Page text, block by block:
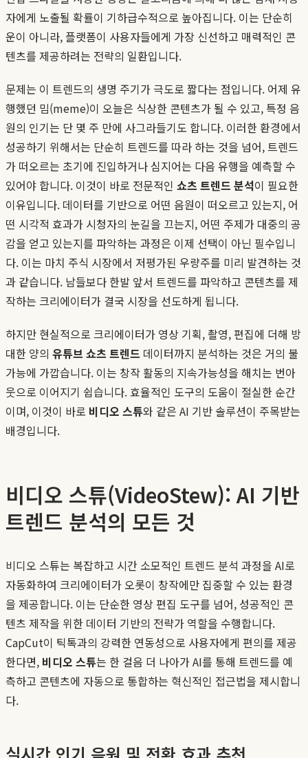
자에게 노출될 확률이 기하급수적으로 높아집니다. 이는 단순히
운이 아니라, 플랫폼이 사용자들에게 가장 신선하고 매력적인 콘
텐츠를 제공하려는 전략의 일환입니다.
문제는 이 트렌드의 생명 주기가 극도로 짧다는 점입니다. 어제 유
행했던 밈(meme)이 오늘은 식상한 콘텐츠가 될 수 있고, 특정 음
원의 인기는 단 몇 주 만에 사그라들기도 합니다. 이러한 환경에서
성공하기 위해서는 단순히 트렌드를 따라 하는 것을 넘어, 트렌드
가 떠오르는 초기에 진입하거나 심지어는 다음 유행을 예측할 수
있어야 합니다. 이것이 바로 전문적인 쇼츠 트렌드 분석이 필요한
이유입니다. 데이터를 기반으로 어떤 음원이 떠오르고 있는지, 어
떤 시각적 효과가 시청자의 눈길을 끄는지, 어떤 주제가 대중의 공
감을 얻고 있는지를 파악하는 과정은 이제 선택이 아닌 필수입니
다. 이는 마치 주식 시장에서 저평가된 우량주를 미리 발견하는 것
과 같습니다. 남들보다 한발 앞서 트렌드를 파악하고 콘텐츠를 제
작하는 크리에이터가 결국 시장을 선도하게 됩니다.
하지만 현실적으로 크리에이터가 영상 기획, 촬영, 편집에 더해 방
대한 양의 유튜브 쇼츠 트렌드 데이터까지 분석하는 것은 거의 불
가능에 가깝습니다. 이는 창작 활동의 지속가능성을 해치는 번아
웃으로 이어지기 쉽습니다. 효율적인 도구의 도움이 절실한 순간
이며, 이것이 바로 비디오 스튜와 같은 AI 기반 솔루션이 주목받는
배경입니다.
비디오 스튜(VideoStew): AI 기반
트렌드 분석의 모든 것
비디오 스튜는 복잡하고 시간 소모적인 트렌드 분석 과정을 AI로
자동화하여 크리에이터가 오롯이 창작에만 집중할 수 있는 환경
을 제공합니다. 이는 단순한 영상 편집 도구를 넘어, 성공적인 콘
텐츠 제작을 위한 데이터 기반의 전략가 역할을 수행합니다.
CapCut이 틱톡과의 강력한 연동성으로 사용자에게 편의를 제공
한다면, 비디오 스튜는 한 걸음 더 나아가 AI를 통해 트렌드를 예
측하고 콘텐츠에 자동으로 통합하는 혁신적인 접근법을 제시합니
다.